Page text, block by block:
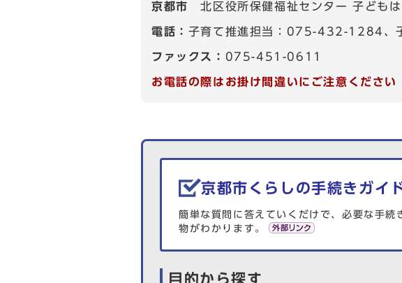
京都市北区役所保健福祉センター 子ども
電話： 子育て推進担当：075-432-1284
ファックス： 075-451-0611
お電話の際はお掛け間違いにご注意ください
生活情報を探す
京都市くらしの手続きガイ
簡単な質問に答えていくだけで、必要な手続
物がわかります。
目的から探す